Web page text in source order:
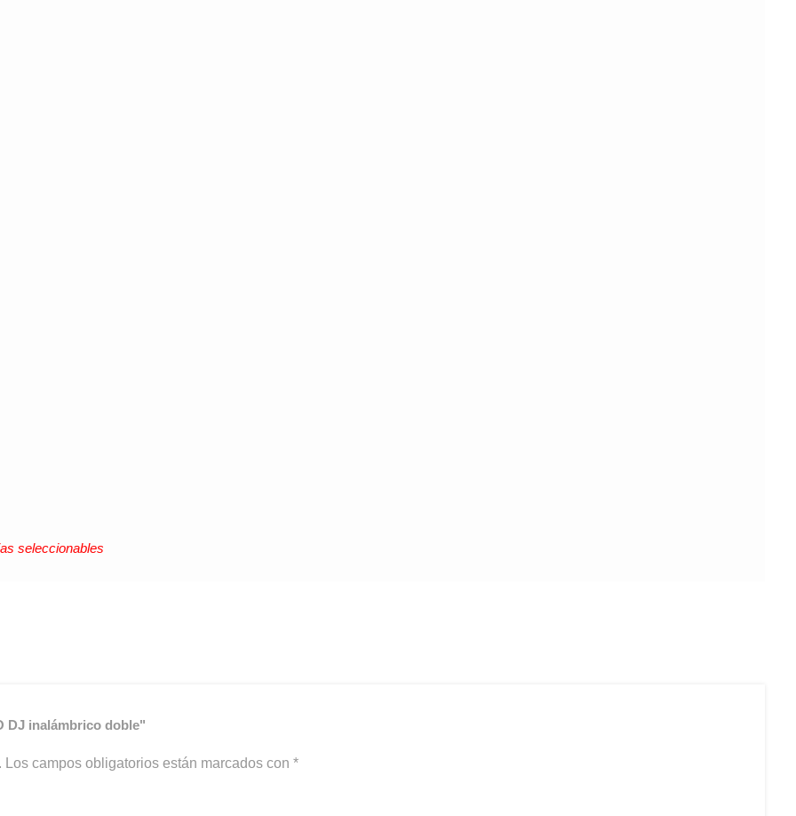
seleccionables
DJ inalámbrico doble"
Los campos obligatorios están marcados con *